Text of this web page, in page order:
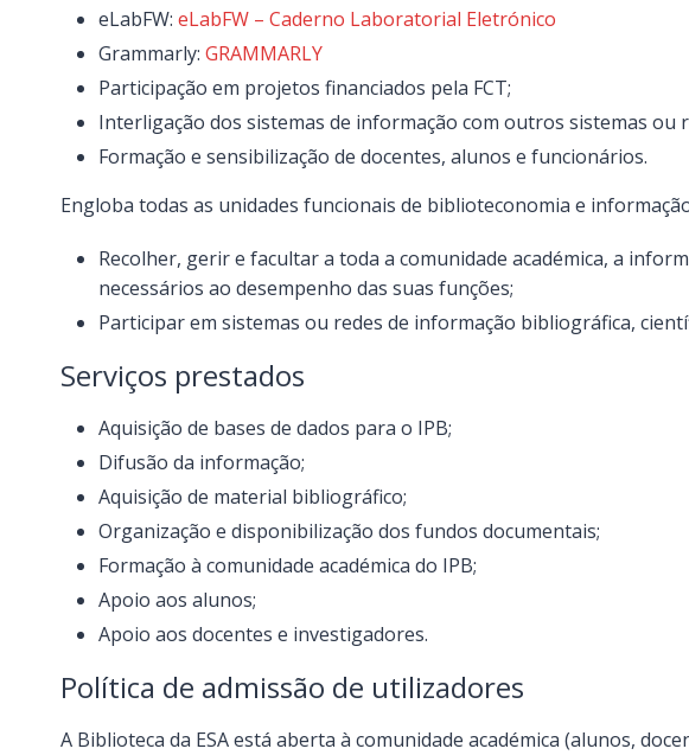
eLabFW: eLabFW – Caderno Laboratorial Eletrónico
Grammarly: GRAMMARLY
Participação em projetos financiados pela FCT;
Interligação dos sistemas de informação com outros sistemas ou
Formação e sensibilização de docentes, alunos e funcionários.
Engloba todas as unidades funcionais de biblioteconomia e
Recolher, gerir e facultar a toda a comunidade académica, a
necessários ao desempenho das suas funções;
Participar em sistemas ou redes de informação bibliográfica,
Serviços prestados
Aquisição de bases de dados para o IPB;
Difusão da informação;
Aquisição de material bibliográfico;
Organização e disponibilização dos fundos documentais;
Formação à comunidade académica do IPB;
Apoio aos alunos;
Apoio aos docentes e investigadores.
Política de admissão de utilizadores
A Biblioteca da ESA está aberta à comunidade académica (alunos,